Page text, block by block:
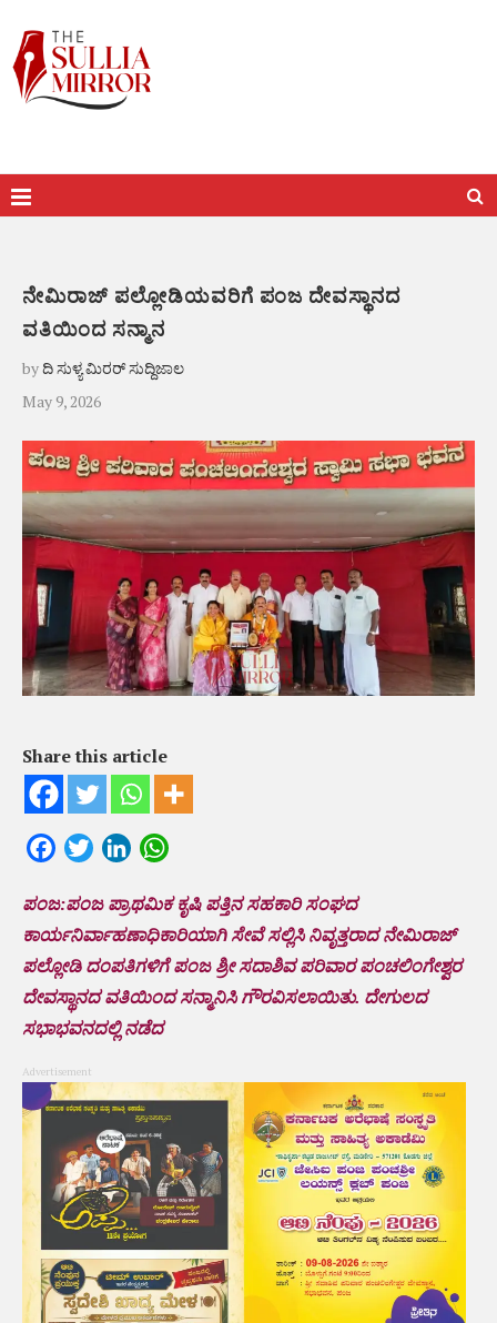
ನೇಮಿರಾಜ್ ಪಲ್ಲೋಡಿಯವರಿಗೆ ಪಂಜ ದೇವಸ್ಥಾನದ
ವತಿಯಿಂದ ಸನ್ಮಾನ
byದಿ ಸುಳ್ಯ ಮಿರರ್ ಸುದ್ದಿಜಾಲ
May 9, 2026
Share this article
FacebookTwitterLinkedIn
ಪಂಜ:ಪಂಜ ಪ್ರಾಥಮಿಕ ಕೃಷಿ ಪತ್ತಿನ ಸಹಕಾರಿ ಸಂಘದ
ಕಾರ್ಯನಿರ್ವಾಹಣಾಧಿಕಾರಿಯಾಗಿ ಸೇವೆ ಸಲ್ಲಿಸಿ ನಿವೃತ್ತರಾದ ನೇಮಿರಾಜ್
ಪಲ್ಲೋಡಿ ದಂಪತಿಗಳಿಗೆ ಪಂಜ ಶ್ರೀ ಸದಾಶಿವ ಪರಿವಾರ ಪಂಚಲಿಂಗೇಶ್ವರ
ದೇವಸ್ಥಾನದ ವತಿಯಿಂದ ಸನ್ಮಾನಿಸಿ ಗೌರವಿಸಲಾಯಿತು. ದೇಗುಲದ
ಸಭಾಭವನದಲ್ಲಿ ನಡೆದ
Advertisement